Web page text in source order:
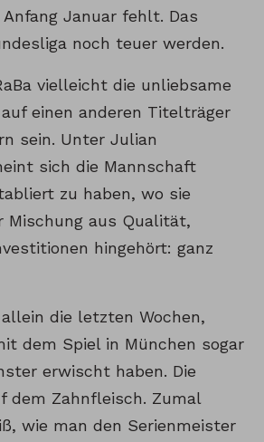
Januar fehlt. Das
noch teuer werden.
vielleicht die unliebsame
einen anderen Titelträger
sein. Unter Julian
sich die Mannschaft
zu haben, wo sie
Mischung aus Qualität,
hingehört: ganz
die letzten Wochen,
dem Spiel in München sogar
erwischt haben. Die
dem Zahnfleisch. Zumal
wie man den Serienmeister